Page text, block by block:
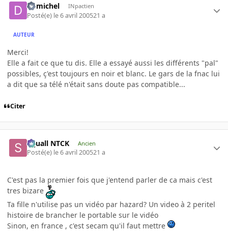
domichel INpactien
Posté(e) le 6 avril 200521 a
AUTEUR
Merci!
Elle a fait ce que tu dis. Elle a essayé aussi les différents "pal"
possibles, ç'est toujours en noir et blanc. Le gars de la fnac lui
a dit que sa télé n'était sans doute pas compatible...
Citer
Squall NTCK Ancien
Posté(e) le 6 avril 200521 a
C'est pas la premier fois que j'entend parler de ca mais c'est
tres bizare
Ta fille n'utilise pas un vidéo par hazard? Un video à 2 peritel
histoire de brancher le portable sur le vidéo
Sinon, en france , c'est secam qu'il faut mettre